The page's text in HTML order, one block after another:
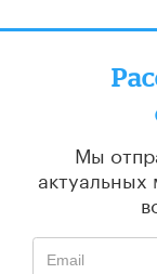
Мы
актуальных